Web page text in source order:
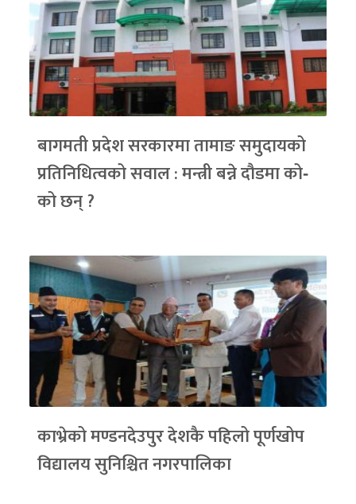
बागमती प्रदेश सरकारमा तामाङ समुदायको
प्रतिनिधित्वको सवाल : मन्त्री बन्ने दौडमा को‐
को छन् ?
काभ्रेको मण्डनदेउपुर देशकै पहिलो पूर्णखोप
विद्यालय सुनिश्चित नगरपालिका